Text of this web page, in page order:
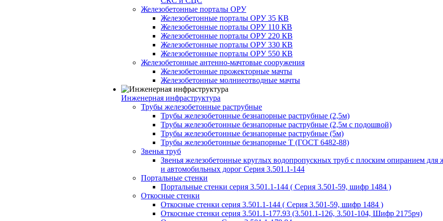
Железобетонные порталы ОРУ
Железобетонные порталы ОРУ 35 КВ
Железобетонные порталы ОРУ 110 КВ
Железобетонные порталы ОРУ 220 КВ
Железобетонные порталы ОРУ 330 КВ
Железобетонные порталы ОРУ 550 КВ
Железобетонные антенно-мачтовые сооружения
Железобетонные прожекторные мачты
Железобетонные молниеотводные мачты
Инженерная инфраструктура
Трубы железобетонные раструбные
Трубы железобетонные безнапорные раструбные (2,5м)
Трубы железобетонные безнапорные раструбные (2,5м с подошвой)
Трубы железобетонные безнапорные раструбные (5м)
Трубы железобетонные безнапорные Т (ГОСТ 6482-88)
Звенья труб
Звенья железобетонные круглых водопропускных труб с плоским опиранием для
и автомобильных дорог Серия 3.501.1-144
Портальные стенки
Портальные стенки серия 3.501.1-144 ( Серия 3.501-59, шифр 1484 )
Откосные стенки
Откосные стенки серия 3.501.1-144 ( Серия 3.501-59, шифр 1484 )
Откосные стенки серия 3.501.1-177.93 (3.501.1-126, 3.501-104, Шифр 2175рч)